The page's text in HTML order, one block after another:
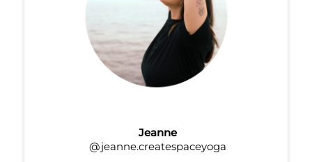
Jeanne
@jeanne.createspaceyoga